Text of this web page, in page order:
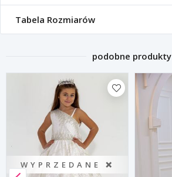
Tabela Rozmiarów
podobne produkty
WYPRZEDANE ❌